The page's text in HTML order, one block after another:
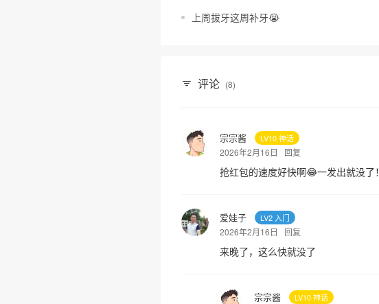
上周拔牙这周补牙😭
评论 (8)
宗宗酱 LV10 神话
2026年2月16日 回复
抢红包的速度好快啊😂一发出就没了！
爱娃子 LV2 入门
2026年2月16日 回复
来晚了，这么快就没了
宗宗酱 LV10 神话